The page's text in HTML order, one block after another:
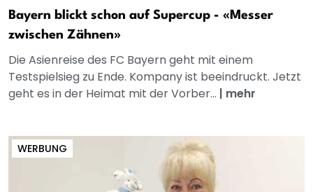
Bayern blickt schon auf Supercup - «Messer
zwischen Zähnen»
Die Asienreise des FC Bayern geht mit einem
Testspielsieg zu Ende. Kompany ist beeindruckt. Jetzt
geht es in der Heimat mit der Vorber... | mehr
WERBUNG